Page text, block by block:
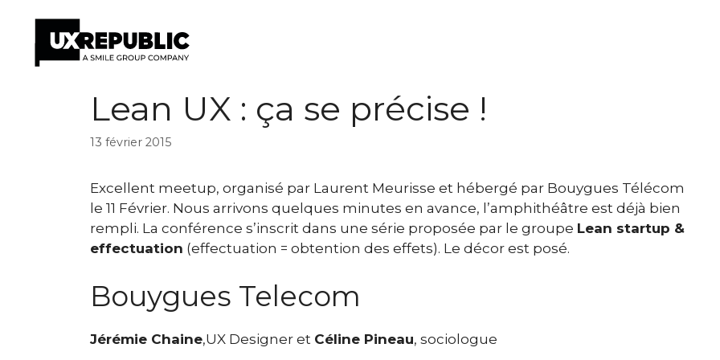
Lean UX : ça se précise !
13 février 2015
Excellent meetup, organisé par Laurent Meurisse et hébergé par Bouygues Télécom
le 11 Février. Nous arrivons quelques minutes en avance, l’amphithéâtre est déjà bien
rempli. La conférence s’inscrit dans une série proposée par le groupe Lean startup &
effectuation (effectuation = obtention des effets). Le décor est posé.
Bouygues Telecom
Jérémie Chaine,UX Designer et Céline Pineau, sociologue